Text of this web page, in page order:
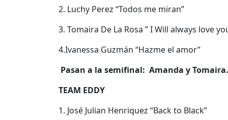
2. Luchy Perez “Todos me miran”
3. Tomaira De La Rosa ” I Will always love
4.Ivanessa Guzmán “Hazme el amor”
Pasan a la semifinal: Amanda y Tomaira.
TEAM EDDY
1. José Julian Henriquez “Back to Black”